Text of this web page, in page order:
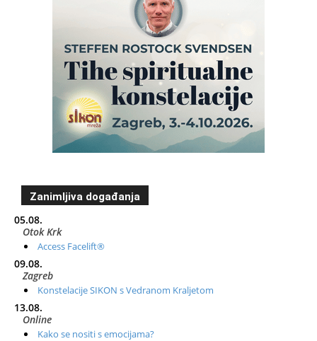
Zanimljiva događanja
05.08.
Otok Krk
Access Facelift®
09.08.
Zagreb
Konstelacije SIKON s Vedranom Kraljetom
13.08.
Online
Kako se nositi s emocijama?